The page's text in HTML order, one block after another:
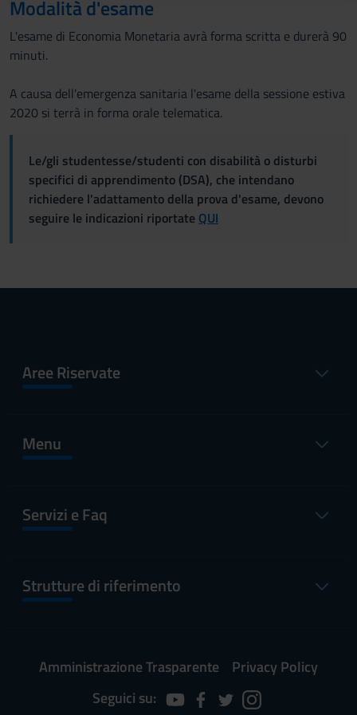
raccolto dal tuo utilizzo dei loro servizi.
Modalità d'esame
L'esame di Economia Monetaria avrà forma scritta e durerà 90
minuti.
A causa dell'emergenza sanitaria l'esame della sessione estiva
2020 si terrà in forma orale telematica.
Le/gli studentesse/studenti con disabilità o disturbi
specifici di apprendimento (DSA), che intendano
richiedere l'adattamento della prova d'esame, devono
seguire le indicazioni riportate QUI
Aree Riservate
Menu
Servizi e Faq
Strutture di riferimento
Amministrazione Trasparente
Privacy Policy
Seguici su: